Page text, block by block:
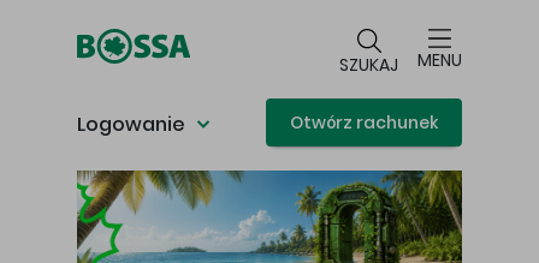
SZUKAJ MENU
Logowanie Otwórz rachunek
Główna treść